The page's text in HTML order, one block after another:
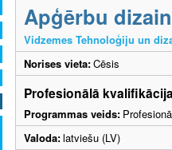
Apģērbu
Vidzemes Tehnoloģiju un
Norises vieta:Cēsis
Profesionālā
Programmas veids:
Valoda:latviešu (LV)